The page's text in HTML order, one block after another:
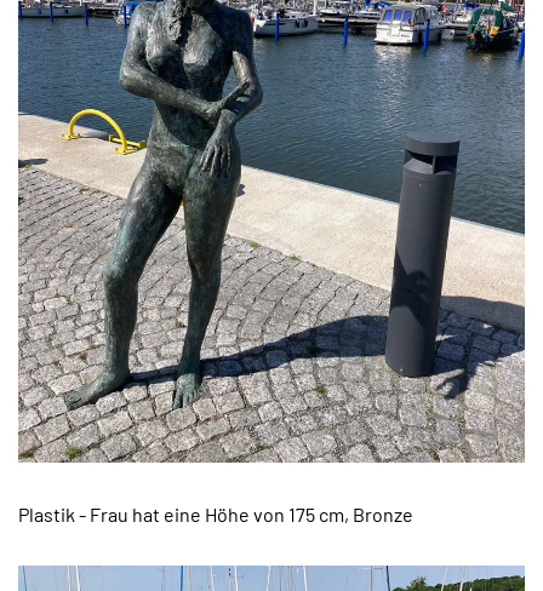
Plastik - Frau hat eine Höhe von 175 cm, Bronze